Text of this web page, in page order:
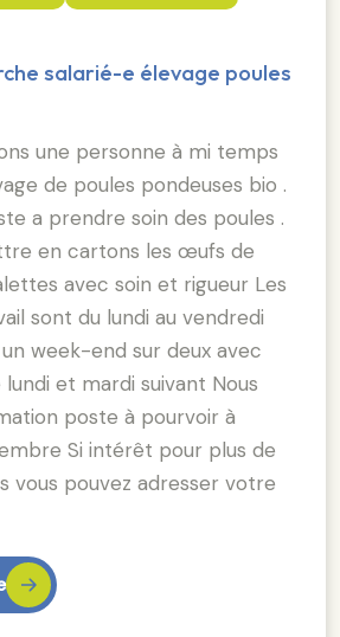
salarié-e élevage poules
une personne à mi temps
de poules pondeuses bio .
a prendre soin des poules .
en cartons les œufs de
avec soin et rigueur Les
sont du lundi au vendredi
week-end sur deux avec
et mardi suivant Nous
poste à pourvoir à
Si intérêt pour plus de
vous pouvez adresser votre